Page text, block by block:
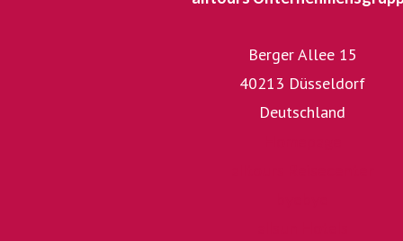
allsun Hotels – die alltourseigene
Die unternehmenseigene Hotelkette allsun Hotels mit
großen Anbieter auf den Kanaren und Mallorca und
Berger Allee 15
40213 Düsseldorf
Deutschland